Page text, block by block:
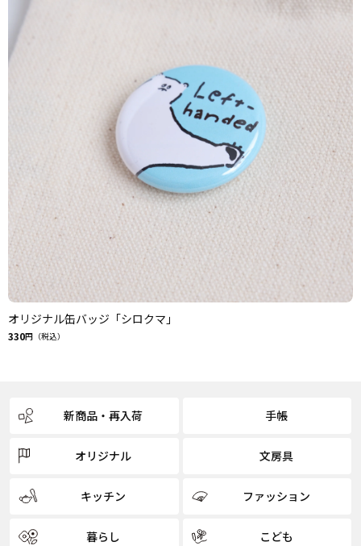
オリジナル缶バッジ「シロクマ」
330円（税込）
新商品・再入荷 手帳
オリジナル 文房具
キッチン ファッション
暮らし こども